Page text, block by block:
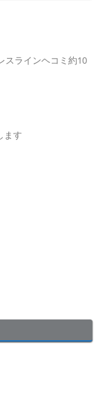
スラインヘコミ約10
ます